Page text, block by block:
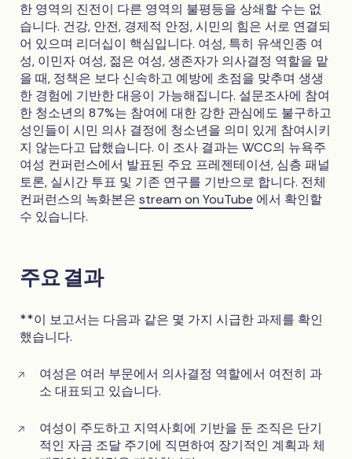
한 영역의 진전이 다른 영역의 불평등을 상쇄할 수는 없
습니다. 건강, 안전, 경제적 안정, 시민의 힘은 서로 연결되
어 있으며 리더십이 핵심입니다. 여성, 특히 유색인종 여
성, 이민자 여성, 젊은 여성, 생존자가 의사결정 역할을 맡
을 때, 정책은 보다 신속하고 예방에 초점을 맞추며 생생
한 경험에 기반한 대응이 가능해집니다. 설문조사에 참여
한 청소년의 87%는 참여에 대한 강한 관심에도 불구하고
성인들이 시민 의사 결정에 청소년을 의미 있게 참여시키
지 않는다고 답했습니다. 이 조사 결과는 WCC의 뉴욕주
여성 컨퍼런스에서 발표된 주요 프레젠테이션, 심층 패널
토론, 실시간 투표 및 기존 연구를 기반으로 합니다. 전체
컨퍼런스의 녹화본은stream on YouTube 에서 확인할
수 있습니다.
주요 결과
**이 보고서는 다음과 같은 몇 가지 시급한 과제를 확인
했습니다.
여성은 여러 부문에서 의사결정 역할에서 여전히 과
소 대표되고 있습니다.
여성이 주도하고 지역사회에 기반을 둔 조직은 단기
적인 자금 조달 주기에 직면하여 장기적인 계획과 체